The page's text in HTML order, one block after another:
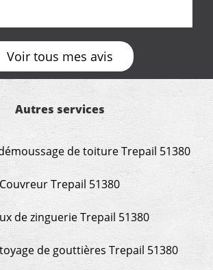
Voir tous mes avis
Autres services
de toiture Trepail 51380
Couvreur Trepail 51380
de zinguerie Trepail 51380
de gouttières Trepail 51380